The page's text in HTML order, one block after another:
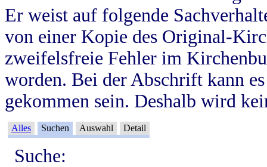
Er weist auf folgende
von einer Kopie des Original-
zweifelsfreie Fehler im
worden. Bei der Abschrift kann
gekommen sein. Deshalb wird
Alles Suchen Auswahl Detail
Suche: